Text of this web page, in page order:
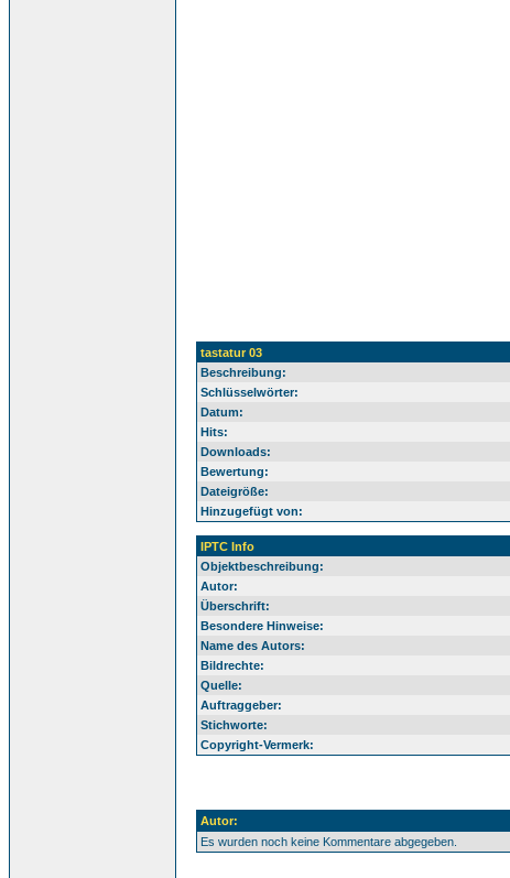
tastatur 03
Beschreibung:
Schlüsselwörter:
Datum:
Hits:
Downloads:
Bewertung:
Dateigröße:
Hinzugefügt von:
IPTC Info
Objektbeschreibung:
Autor:
Überschrift:
Besondere Hinweise:
Name des Autors:
Bildrechte:
Quelle:
Auftraggeber:
Stichworte:
Copyright-Vermerk:
Autor:
Es wurden noch keine Kommentare abgegeben.